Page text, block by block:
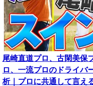
尾崎直道プロ、古閑美保
ロ、一流プロのドライバ
析｜プロに共通して言え